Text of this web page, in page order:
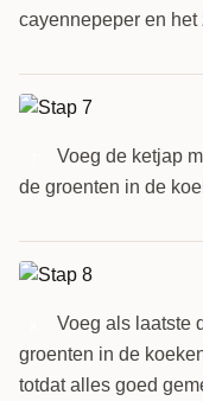
cayennepeper en het
Voeg de ketjap
de groenten in de
Voeg als laatste
groenten in de
totdat alles goed